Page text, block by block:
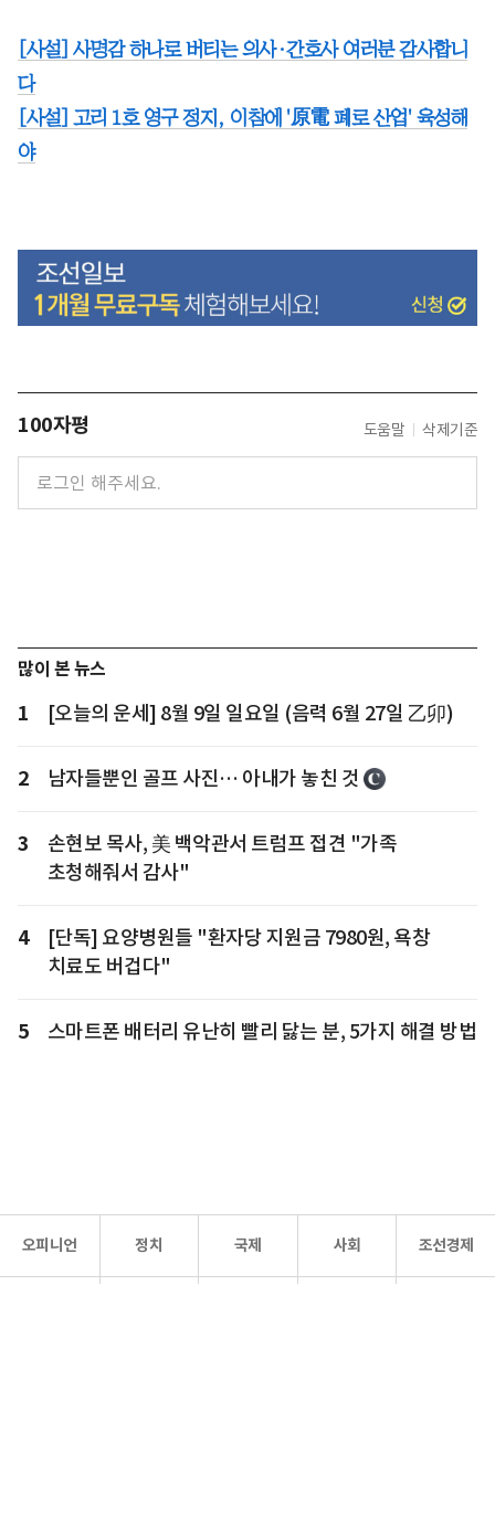
[사설] 사명감 하나로 버티는 의사·간호사 여러분 감사합니
다
[사설] 고리 1호 영구 정지, 이참에 '原電 폐로 산업' 육성해
야
100자평 도움말 삭제기준
많이 본 뉴스
1 [오늘의 운세] 8월 9일 일요일 (음력 6월 27일 乙卯)
2 남자들뿐인 골프 사진… 아내가 놓친 것
3
손현보 목사, 美 백악관서 트럼프 접견 "가족
초청해줘서 감사"
4
[단독] 요양병원들 "환자당 지원금 7980원, 욕창
치료도 버겁다"
5 스마트폰 배터리 유난히 빨리 닳는 분, 5가지 해결 방법
오피니언 정치 국제 사회 조선경제